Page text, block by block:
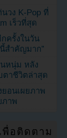
วง K-Pop ที่
เร็วที่สุด
ครั้งในวัน
สำคัญมาก”
หนุ่ม หลัง
าชีวิตล่าสุด
อนเผยภาพ
ภาพ
พื่อติดตาม